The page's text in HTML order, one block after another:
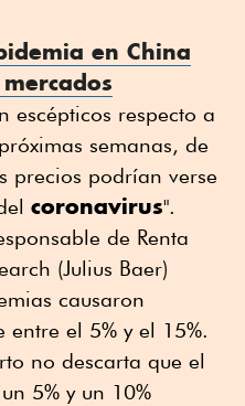
en China
escépticos respecto a
semanas, de
precios podrían verse
coronavirus".
de Renta
(Julius Baer)
causaron
entre el 5% y el 15%.
no descarta que el
5% y un 10%